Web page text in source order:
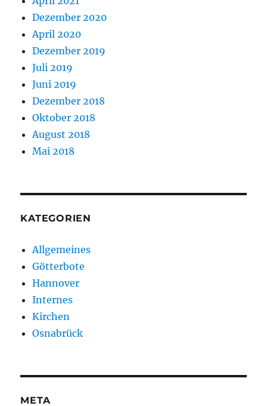
Dezember 2020
April 2020
Dezember 2019
Juli 2019
Juni 2019
Dezember 2018
Oktober 2018
August 2018
Mai 2018
KATEGORIEN
Allgemeines
Götterbote
Hannover
Internes
Kirchen
Osnabrück
META